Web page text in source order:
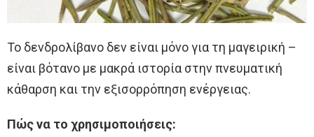
Το δενδρολίβανο δεν είναι μόνο για τη μαγειρική –
είναι βότανο με μακρά ιστορία στην πνευματική
κάθαρση και την εξισορρόπηση ενέργειας.
Πώς να το χρησιμοποιήσεις: